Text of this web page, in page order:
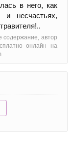
в него, как
несчастьях,
содержание, автор
онлайн на